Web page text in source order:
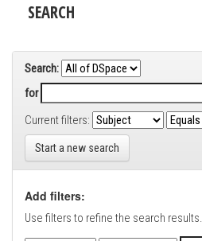
SEARCH
Search:
for
Current filters:
Start a new search
Add filters:
Use filters to refine the search results.